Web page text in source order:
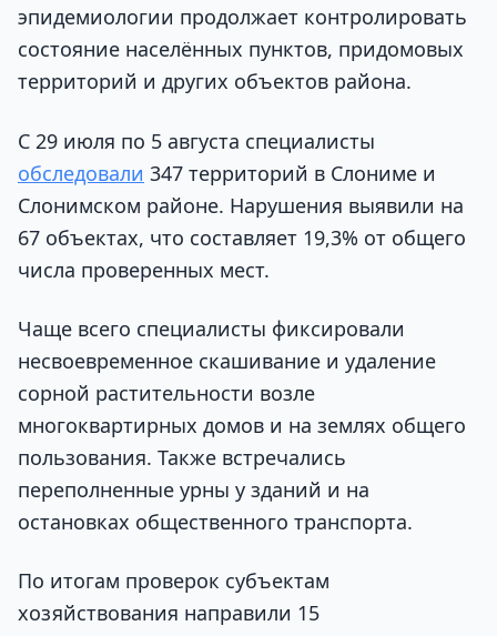
эпидемиологии продолжает контролировать
состояние населённых пунктов, придомовых
территорий и других объектов района.
С 29 июля по 5 августа специалисты
обследовали 347 территорий в Слониме и
Слонимском районе. Нарушения выявили на
67 объектах, что составляет 19,3% от общего
числа проверенных мест.
Чаще всего специалисты фиксировали
несвоевременное скашивание и удаление
сорной растительности возле
многоквартирных домов и на землях общего
пользования. Также встречались
переполненные урны у зданий и на
остановках общественного транспорта.
По итогам проверок субъектам
хозяйствования направили 15